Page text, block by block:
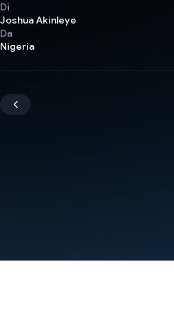
Di
Joshua Akinleye
Da
Nigeria